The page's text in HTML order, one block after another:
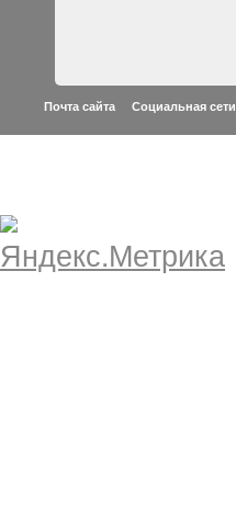
Почта сайта Социальная